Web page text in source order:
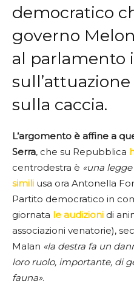
democratico
governo
al parlamento
sulla caccia.
L’argomento è affine a
Serra, che su Repubblica
centrodestra è «una
simili usa ora Antonella
Partito democratico in
giornata le audizioni di
associazioni venatorie),
Malan «la destra fa un
loro ruolo, importante, di
fauna».